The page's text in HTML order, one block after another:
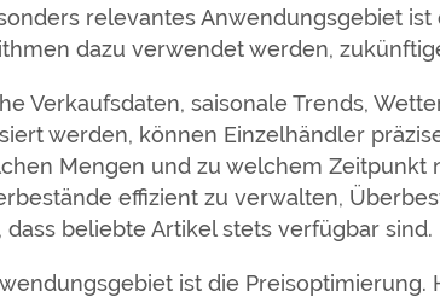
relevantes Anwendungsgebiet
dazu verwendet werden,
Verkaufsdaten, saisonale Trends,
werden, können Einzelhändler
Mengen und zu welchem
effizient zu verwalten,
beliebte Artikel stets verfügbar sind.
ist die